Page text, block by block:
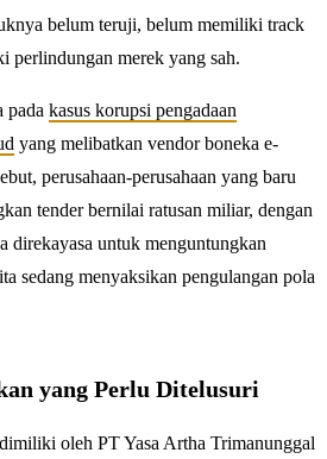
belum teruji, belum memiliki track
perlindungan merek yang sah.
pada kasus korupsi pengadaan
yang melibatkan vendor boneka e-
perusahaan-perusahaan yang baru
tender bernilai ratusan miliar, dengan
direkayasa untuk menguntungkan
sedang menyaksikan pengulangan pola
yang Perlu Ditelusuri
oleh PT Yasa Artha Trimanunggal